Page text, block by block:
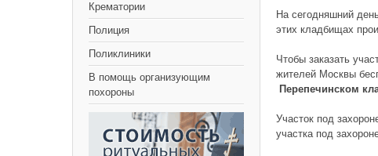
Крематории
Полиция
Поликлиники
В помощь организующим
похороны
На сегодняшний
этих кладбищах
Чтобы заказать
жителей Москвы
Перепечинском
Участок под
участка под